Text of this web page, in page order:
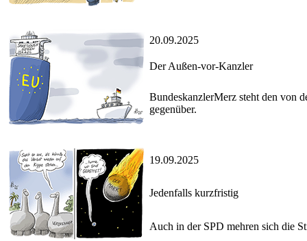
20.09.2025
Der Außen-vor-Kanzler
BundeskanzlerMerz steht den von
gegenüber.
19.09.2025
Jedenfalls kurzfristig
Auch in der SPD mehren sich die